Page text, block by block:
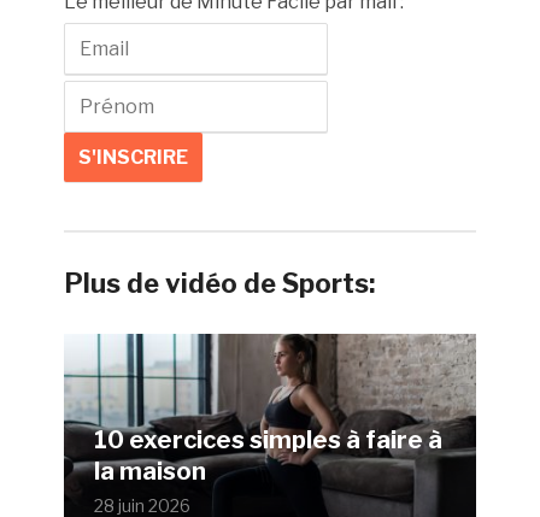
Plus de vidéo de Sports:
10 exercices simples à faire à
la maison
28 juin 2026